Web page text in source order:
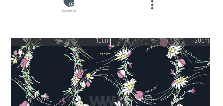
Favorites
10cm 20cm